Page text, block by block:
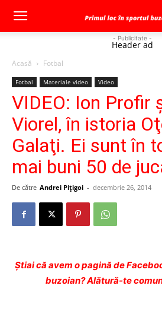
- Publicitate -
Header ad
Acasă Fotbal
Fotbal Materiale video Video
VIDEO: Ion Profir
Viorel, în istoria
Galaţi. Ei sunt în
mai buni 50 de
De către Andrei Pițigoi - decembrie 26, 2014
Ştiai că avem o pagină de
buzoian? Alătură-te